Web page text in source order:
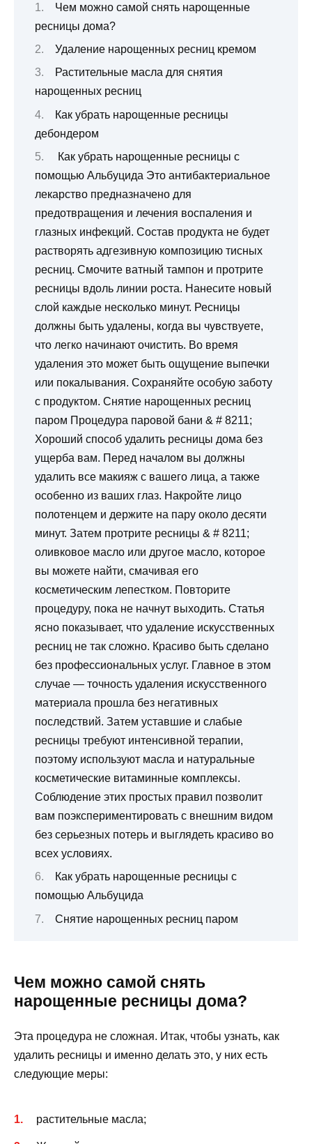
Чем можно самой снять нарощенные
ресницы дома?
Удаление нарощенных ресниц кремом
Растительные масла для снятия
нарощенных ресниц
Как убрать нарощенные ресницы
дебондером
Как убрать нарощенные ресницы с
помощью Альбуцида Это антибактериальное
лекарство предназначено для
предотвращения и лечения воспаления и
глазных инфекций. Состав продукта не будет
растворять адгезивную композицию тисных
ресниц. Смочите ватный тампон и протрите
ресницы вдоль линии роста. Нанесите новый
слой каждые несколько минут. Ресницы
должны быть удалены, когда вы чувствуете,
что легко начинают очистить. Во время
удаления это может быть ощущение выпечки
или покалывания. Сохраняйте особую заботу
с продуктом. Снятие нарощенных ресниц
паром Процедура паровой бани & # 8211;
Хороший способ удалить ресницы дома без
ущерба вам. Перед началом вы должны
удалить все макияж с вашего лица, а также
особенно из ваших глаз. Накройте лицо
полотенцем и держите на пару около десяти
минут. Затем протрите ресницы & # 8211;
оливковое масло или другое масло, которое
вы можете найти, смачивая его
косметическим лепестком. Повторите
процедуру, пока не начнут выходить. Статья
ясно показывает, что удаление искусственных
ресниц не так сложно. Красиво быть сделано
без профессиональных услуг. Главное в этом
случае — точность удаления искусственного
материала прошла без негативных
последствий. Затем уставшие и слабые
ресницы требуют интенсивной терапии,
поэтому используют масла и натуральные
косметические витаминные комплексы.
Соблюдение этих простых правил позволит
вам поэкспериментировать с внешним видом
без серьезных потерь и выглядеть красиво во
всех условиях.
Как убрать нарощенные ресницы с
помощью Альбуцида
Снятие нарощенных ресниц паром
Чем можно самой снять
нарощенные ресницы дома?
Эта процедура не сложная. Итак, чтобы узнать, как
удалить ресницы и именно делать это, у них есть
следующие меры:
растительные масла;